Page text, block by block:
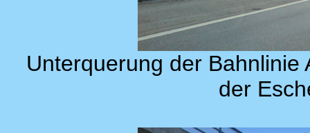
Unterquerung der
der